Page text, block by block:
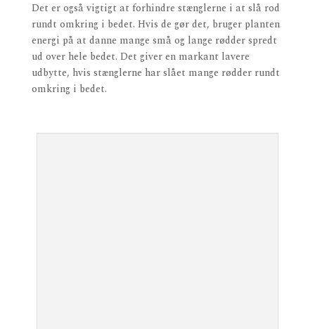
Det er også vigtigt at forhindre stænglerne i at slå rod
rundt omkring i bedet. Hvis de gør det, bruger planten
energi på at danne mange små og lange rødder spredt
ud over hele bedet. Det giver en markant lavere
udbytte, hvis stænglerne har slået mange rødder rundt
omkring i bedet.